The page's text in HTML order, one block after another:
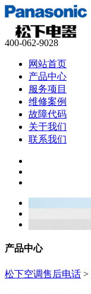
400-062-9028
网站首页
产品中心
服务项目
维修案例
故障代码
关于我们
联系我们
产品中心
松下空调售后电话 >